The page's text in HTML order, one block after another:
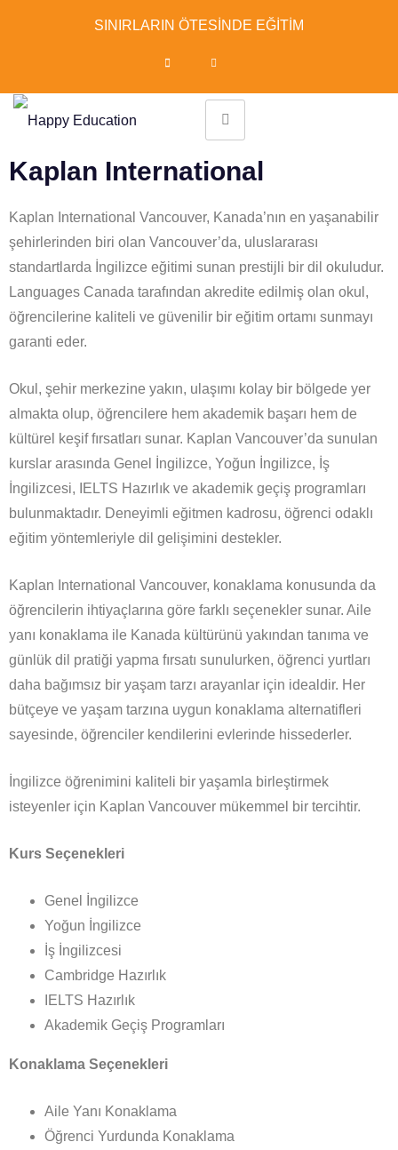
SINIRLARIN ÖTESİNDE EĞİTİM
Kaplan International
Kaplan International Vancouver, Kanada’nın en yaşanabilir
şehirlerinden biri olan Vancouver’da, uluslararası
standartlarda İngilizce eğitimi sunan prestijli bir dil okuludur.
Languages Canada tarafından akredite edilmiş olan okul,
öğrencilerine kaliteli ve güvenilir bir eğitim ortamı sunmayı
garanti eder.
Okul, şehir merkezine yakın, ulaşımı kolay bir bölgede yer
almakta olup, öğrencilere hem akademik başarı hem de
kültürel keşif fırsatları sunar. Kaplan Vancouver’da sunulan
kurslar arasında Genel İngilizce, Yoğun İngilizce, İş
İngilizcesi, IELTS Hazırlık ve akademik geçiş programları
bulunmaktadır. Deneyimli eğitmen kadrosu, öğrenci odaklı
eğitim yöntemleriyle dil gelişimini destekler.
Kaplan International Vancouver, konaklama konusunda da
öğrencilerin ihtiyaçlarına göre farklı seçenekler sunar. Aile
yanı konaklama ile Kanada kültürünü yakından tanıma ve
günlük dil pratiği yapma fırsatı sunulurken, öğrenci yurtları
daha bağımsız bir yaşam tarzı arayanlar için idealdir. Her
bütçeye ve yaşam tarzına uygun konaklama alternatifleri
sayesinde, öğrenciler kendilerini evlerinde hissederler.
İngilizce öğrenimini kaliteli bir yaşamla birleştirmek
isteyenler için Kaplan Vancouver mükemmel bir tercihtir.
Kurs Seçenekleri
Genel İngilizce
Yoğun İngilizce
İş İngilizcesi
Cambridge Hazırlık
IELTS Hazırlık
Akademik Geçiş Programları
Konaklama Seçenekleri
Aile Yanı Konaklama
Öğrenci Yurdunda Konaklama